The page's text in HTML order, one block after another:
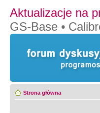
Aktualizacje na
GS-Base •
Strona główna